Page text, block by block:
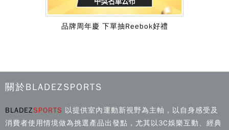
品牌周年慶 下單抽Reebok好禮
關於BLADEZSPORTS
BLADEZSPORTS 以提供室內運動新視野為主軸，以自身感受及
消費者使用情境做為挑選產品出發點，尤其以3C娛樂互動、經典